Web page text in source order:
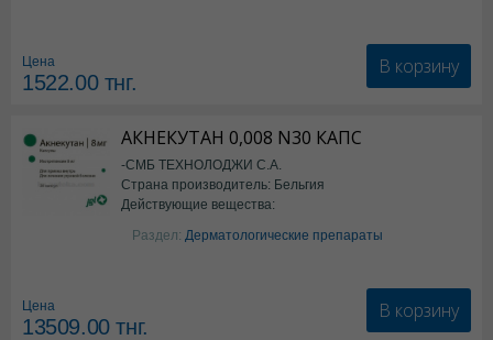
Цена
1522.00тнг.
В корзину
АКНЕКУТАН 0,008 N30 КАПС
-СМБ ТЕХНОЛОДЖИ С.А.
Страна производитель: Бельгия
Действующие вещества:
Изотретиноин
Раздел: Дерматологические препараты
Цена
13509.00тнг.
В корзину